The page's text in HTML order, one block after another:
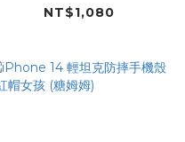
(糖姆姆)
NT$1,080